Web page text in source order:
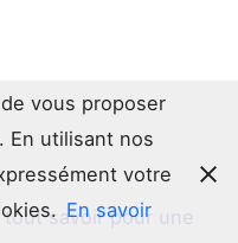
tout savoir pour une
vous proposer
En utilisant nos
votre
En savoir